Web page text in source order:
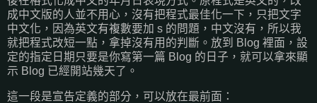
成中文版的人並不用心，沒有把程式最佳化一下，只把文字
中文化，因為英文有複數要加 s 的問題，中文沒有，所以我
就把程式改短一點，拿掉沒有用的判斷。放到 Blog 裡面，設
定的指定日期只要是你寫第一篇 Blog 的日子，就可以拿來顯
示 Blog 已經開站幾天了。
這一段是宣告定義的部分，可以放在最前面：